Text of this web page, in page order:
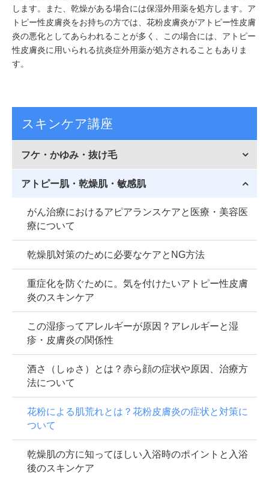
します。また、乾燥がある場合には保湿外用薬を処方します。ア
トピー性皮膚炎をお持ちの方では、花粉皮膚炎がアトピー性皮膚
炎の悪化としてあらわれることが多く、この場合には、アトピー
性皮膚炎に用いられる抗炎症外用薬が処方されることもありま
す。
スキンケア講座
フケ・かゆみ・抜け毛
アトピー肌・乾燥肌・敏感肌
がん治療におけるアピアランスケアと医療・美容医
療について
乾燥肌対策のために必要なケアとNG方法
重症化を防ぐために。気を付けたいアトピー性皮膚
炎のスキンケア
この湿疹ってアレルギーが原因？アレルギーと湿
疹・皮膚炎の関係性
酒さ（しゅさ）とは？赤ら顔の症状や原因、治療方
法について
花粉による肌荒れとは？花粉皮膚炎の症状と対策に
ついて
乾燥肌の方に知ってほしい入浴時のポイントと入浴
後のスキンケア